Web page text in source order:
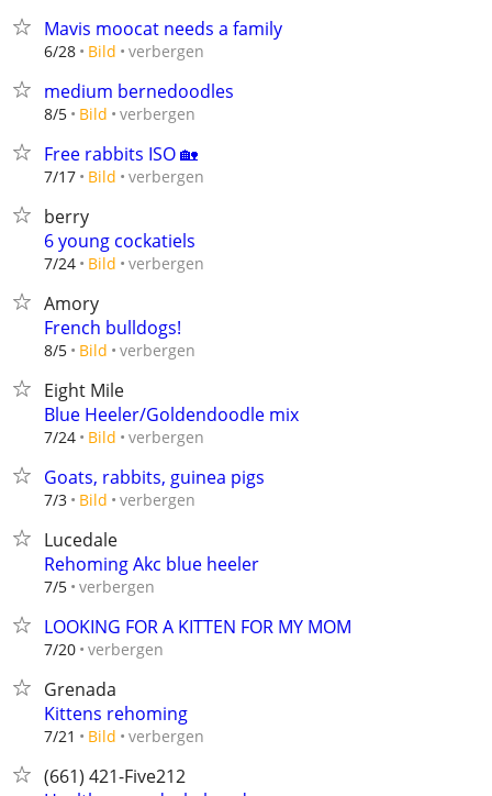
Mavis moocat needs a family
6/28 Bild verbergen
medium bernedoodles
8/5 Bild verbergen
Free rabbits ISO 🏡
7/17 Bild verbergen
berry
6 young cockatiels
7/24 Bild verbergen
Amory
French bulldogs!
8/5 Bild verbergen
Eight Mile
Blue Heeler/Goldendoodle mix
7/24 Bild verbergen
Goats, rabbits, guinea pigs
7/3 Bild verbergen
Lucedale
Rehoming Akc blue heeler
7/5 verbergen
LOOKING FOR A KITTEN FOR MY MOM
7/20 verbergen
Grenada
Kittens rehoming
7/21 Bild verbergen
(661) 421-Five212